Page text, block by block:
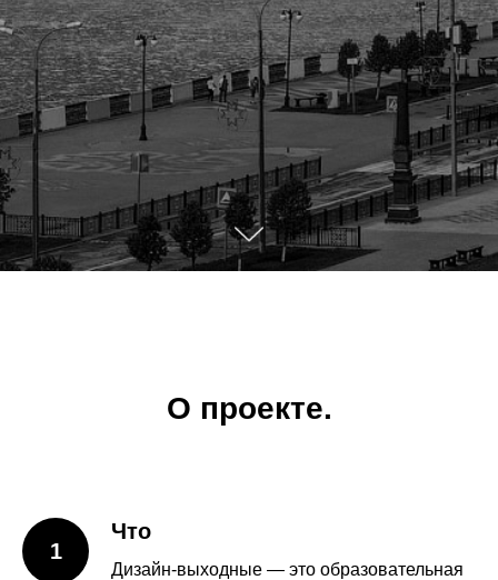
О проекте.
1
Что
Дизайн-выходные — это образовательная